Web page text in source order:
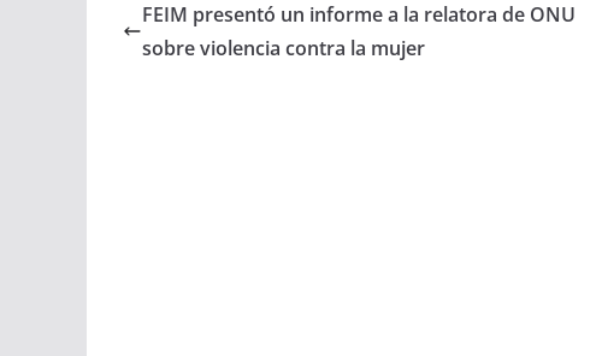
FEIM presentó un informe a la relatora de ONU
sobre violencia contra la mujer